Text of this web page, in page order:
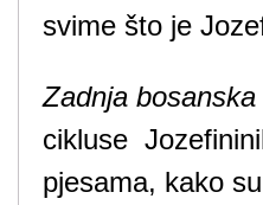
svime što je
Zadnja
cikluse
pjesama, kako